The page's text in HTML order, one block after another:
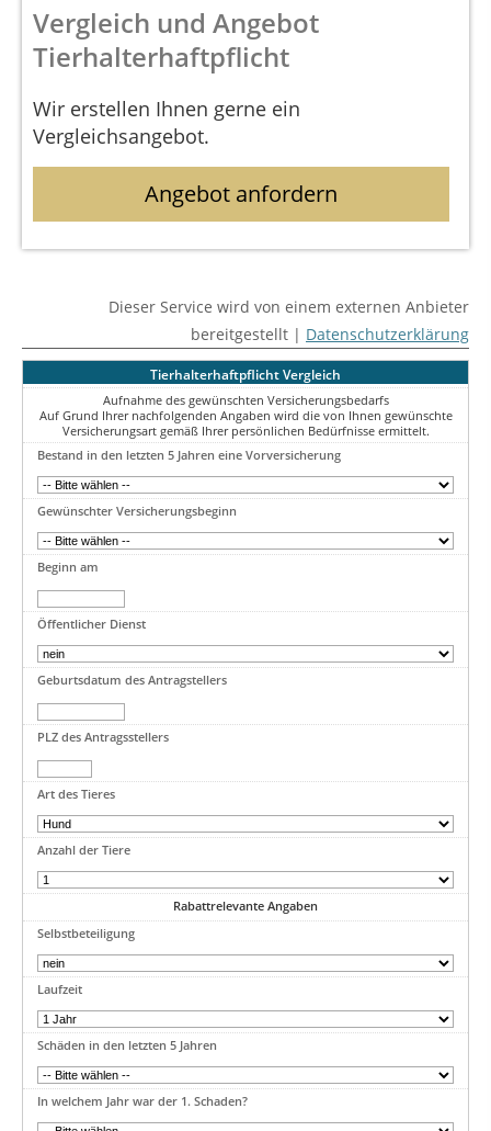
Vergleich und Angebot
Tierhalterhaftpflicht
Wir erstellen Ihnen gerne ein
Vergleichsangebot.
Angebot anfordern
Dieser Service wird von einem externen Anbieter
bereitgestellt | Datenschutzerklärung
Tierhalterhaftpflicht Vergleich
Aufnahme des gewünschten Versicherungsbedarfs
Auf Grund Ihrer nachfolgenden Angaben wird die von Ihnen gewünschte
Versicherungsart gemäß Ihrer persönlichen Bedürfnisse ermittelt.
Bestand in den letzten 5 Jahren eine Vorversicherung
Gewünschter Versicherungsbeginn
Beginn am
Öffentlicher Dienst
Geburtsdatum des Antragstellers
PLZ des Antragsstellers
Art des Tieres
Anzahl der Tiere
Rabattrelevante Angaben
Selbstbeteiligung
Laufzeit
Schäden in den letzten 5 Jahren
In welchem Jahr war der 1. Schaden?